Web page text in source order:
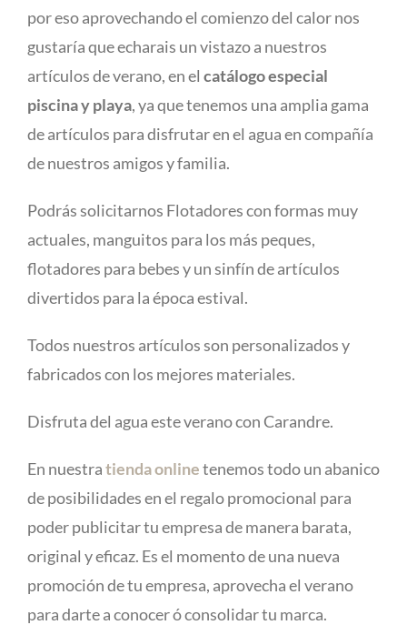
por eso aprovechando el comienzo del calor nos
gustaría que echarais un vistazo a nuestros
artículos de verano, en el catálogo especial
piscina y playa, ya que tenemos una amplia gama
de artículos para disfrutar en el agua en compañía
de nuestros amigos y familia.
Podrás solicitarnos Flotadores con formas muy
actuales, manguitos para los más peques,
flotadores para bebes y un sinfín de artículos
divertidos para la época estival.
Todos nuestros artículos son personalizados y
fabricados con los mejores materiales.
Disfruta del agua este verano con Carandre.
En nuestratienda onlinetenemos todo un abanico
de posibilidades en el regalo promocional para
poder publicitar tu empresa de manera barata,
original y eficaz. Es el momento de una nueva
promoción de tu empresa, aprovecha el verano
para darte a conocer ó consolidar tu marca.